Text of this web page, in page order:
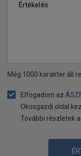
Értékelés
Még 1000 karakter áll
Elfogadom az
Okosgazdi oldal
További részletek